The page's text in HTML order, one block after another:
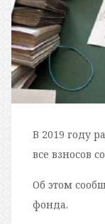
В 2019 году
все взносов
Об этом
фонда.